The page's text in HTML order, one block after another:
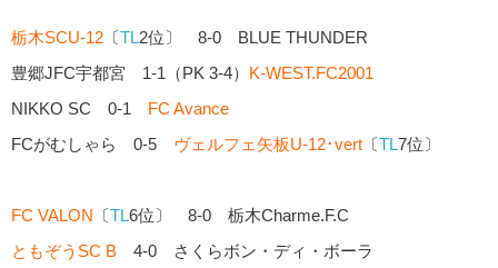
栃木SCU-12 〔TL2位〕 8-0 BLUE THUNDER
豊郷JFC宇都宮 1-1（PK 3-4） K-WEST.FC2001
NIKKO SC 0-1 FC Avance
FCがむしゃら 0-5 ヴェルフェ矢板U-12･vert 〔TL7位〕
FC VALON 〔TL6位〕 8-0 栃木Charme.F.C
ともぞうSC B 4-0 さくらボン・ディ・ボーラ